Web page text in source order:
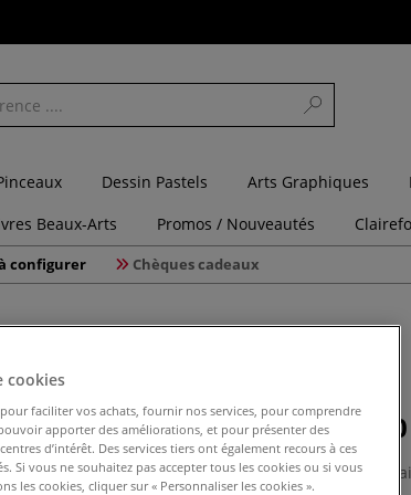
Dessin Pastels Arts Graphiques
Beaux-Arts Promos / Nouveautés
configurer Chèques cadeaux
Pâte à modeler
0
cookies
faciliter vos achats, fournir nos services, pour comprendre
apporter des améliorations, et pour présenter des
d’intérêt. Des services tiers ont également recours à ces
Si vous ne souhaitez pas accepter tous les cookies ou si vous
les cookies, cliquer sur « Personnaliser les cookies ».